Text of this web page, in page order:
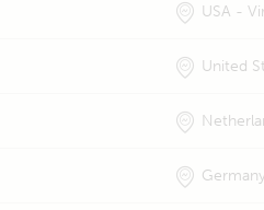
USA -